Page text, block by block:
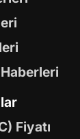
Fiyatı